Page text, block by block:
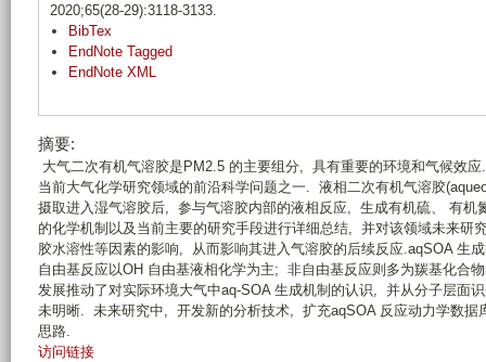
2020;65(28-29):3118-3133.
BibTex
EndNote Tagged
EndNote XML
摘要:
大气二次有机气溶胶是PM2.5 的主要组分, 具有重要的环境和气候效
当前大气化学研究领域的前沿科学问题之一. 液相二次有机气溶胶
摄取进入湿气溶胶后, 参与气溶胶内部的液相反应, 生成有机硫、 有
的化学机制以及当前主要的研究手段进行详细总结, 并对该领域未来研
胶水溶性等因素的影响, 从而影响其进入气溶胶的后续反应.aqSOA 生
自由基反应以OH 自由基液相化学为主; 非自由基反应则多为羰基化合
发展推动了对实际环境大气中aq-SOA 生成机制的认识, 并从分子层面
未明晰. 未来研究中, 开发新的分析技术, 扩充aqSOA 反应动力学数
思路.
访问链接